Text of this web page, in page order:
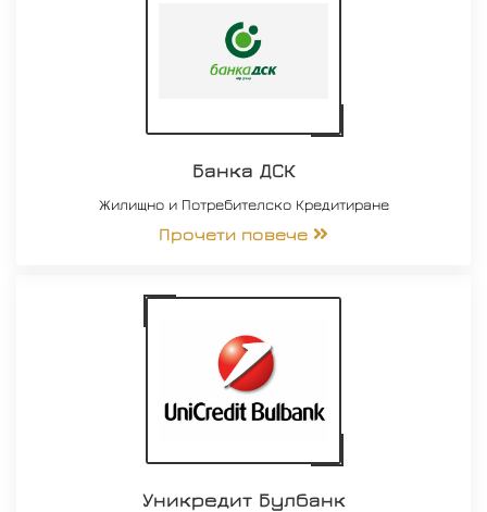
Банка ДСК
Жилищно и Потребителско Кредитиране
Прочети повече
Уникредит Булбанк